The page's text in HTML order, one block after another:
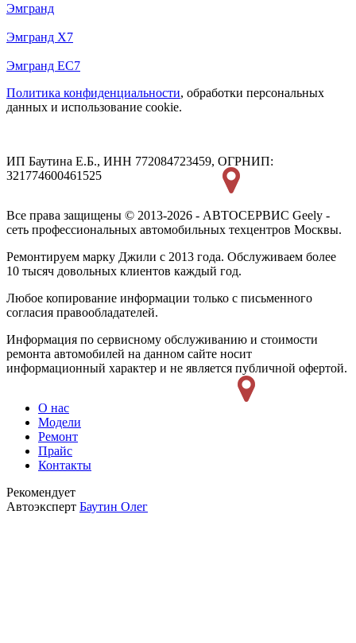
Эмгранд
Эмгранд Х7
Эмгранд ЕС7
Политика конфиденциальности, обработки персональных
данных и использование cookie.
ИП Баутина Е.Б., ИНН 772084723459, ОГРНИП:
321774600461525
Все права защищены © 2013-2026 - АВТОСЕРВИС Geely -
сеть профессиональных автомобильных техцентров Москвы.
Ремонтируем марку Джили с 2013 года. Обслуживаем более
10 тысяч довольных клиентов каждый год.
Любое копирование информации только с письменного
согласия правообладателей.
Информация по сервисному обслуживанию и стоимости
ремонта автомобилей на данном сайте носит
информационный характер и не является публичной офертой.
О нас
Модели
Ремонт
Прайс
Контакты
Рекомендует
Автоэксперт Баутин Олег